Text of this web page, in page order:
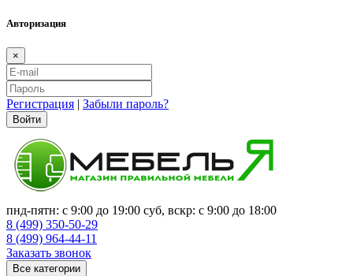
Авторизация
×
Регистрация | Забыли пароль?
Войти
пнд-пятн: с 9:00 до 19:00 суб, вскр: с 9:00 до 18:00
8 (499) 350-50-29
8 (499) 964-44-11
Заказать звонок
Все категории